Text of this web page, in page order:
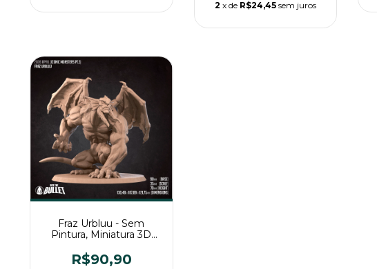
2 x de R$24,45 sem juros
Fraz Urbluu - Sem
Pintura, Miniatura 3D
R$90,90